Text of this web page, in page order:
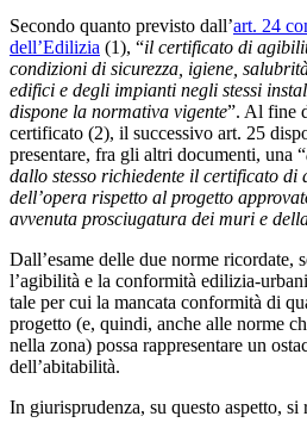
Secondo quanto previsto dall’art. 24
dell’Edilizia (1), “il certificato di
condizioni di sicurezza, igiene,
edifici e degli impianti negli stessi
dispone la normativa vigente”. Al fine
certificato (2), il successivo art. 25
presentare, fra gli altri documenti, una “
dallo stesso richiedente il certificato
dell’opera rispetto al progetto
avvenuta prosciugatura dei muri e
Dall’esame delle due norme ricordate,
l’agibilità e la conformità edilizia-
tale per cui la mancata conformità di
progetto (e, quindi, anche alle norme
nella zona) possa rappresentare un
dell’abitabilità.
In giurisprudenza, su questo aspetto,